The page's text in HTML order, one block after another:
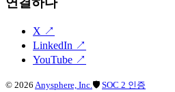
X ↗
LinkedIn ↗
YouTube ↗
© 2026 Anysphere, Inc. 🛡 SOC 2 인증